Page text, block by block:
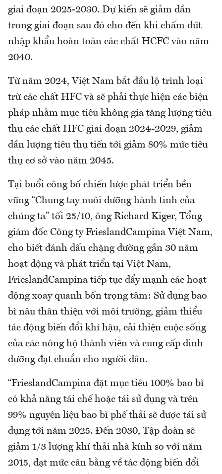
giai đoạn 2025-2030. Dự kiến sẽ giảm dần
trong giai đoạn sau đó cho đến khi chấm dứt
nhập khẩu hoàn toàn các chất HCFC vào năm
2040.
Từ năm 2024, Việt Nam bắt đầu lộ trình loại
trừ các chất HFC và sẽ phải thực hiện các biện
pháp nhằm mục tiêu không gia tăng lượng tiêu
thụ các chất HFC giai đoạn 2024-2029, giảm
dần lượng tiêu thụ tiến tới giảm 80% mức tiêu
thụ cơ sở vào năm 2045.
Tại buổi công bố chiến lược phát triển bền
vững “Chung tay nuôi dưỡng hành tinh của
chúng ta” tối 25/10, ông Richard Kiger, Tổng
giám đốc Công ty FrieslandCampina Việt Nam,
cho biết đánh dấu chặng đường gần 30 năm
hoạt động và phát triển tại Việt Nam,
FrieslandCampina tiếp tục đẩy mạnh các hoạt
động xoay quanh bốn trọng tâm: Sử dụng bao
bì nâu thân thiện với môi trường, giảm thiểu
tác động biến đổi khí hậu, cải thiện cuộc sống
của các nông hộ thành viên và cung cấp dinh
dưỡng đạt chuẩn cho người dân.
“FrieslandCampina đặt mục tiêu 100% bao bì
có khả năng tái chế hoặc tái sử dụng và trên
99% nguyên liệu bao bì phế thải sẽ được tái sử
dụng tới năm 2025. Đến 2030, Tập đoàn sẽ
giảm 1/3 lượng khí thải nhà kính so với năm
2015, đạt mức cân bằng về tác động biến đổi